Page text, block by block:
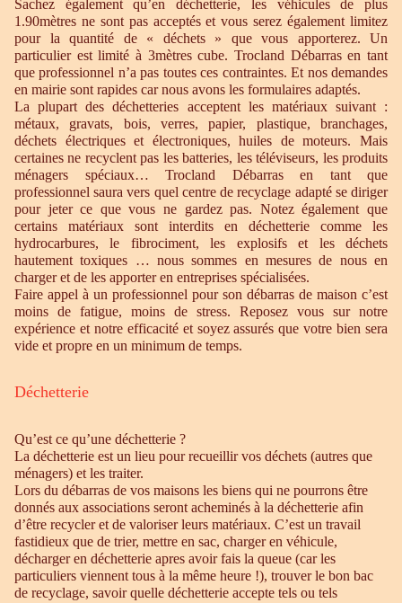
Sachez également qu’en déchetterie, les véhicules de plus
1.90mètres ne sont pas acceptés et vous serez également limitez
pour la quantité de « déchets » que vous apporterez. Un
particulier est limité à 3mètres cube. Trocland Débarras en tant
que professionnel n’a pas toutes ces contraintes. Et nos demandes
en mairie sont rapides car nous avons les formulaires adaptés.
La plupart des déchetteries acceptent les matériaux suivant :
métaux, gravats, bois, verres, papier, plastique, branchages,
déchets électriques et électroniques, huiles de moteurs. Mais
certaines ne recyclent pas les batteries, les téléviseurs, les produits
ménagers spéciaux… Trocland Débarras en tant que
professionnel saura vers quel centre de recyclage adapté se diriger
pour jeter ce que vous ne gardez pas. Notez également que
certains matériaux sont interdits en déchetterie comme les
hydrocarbures, le fibrociment, les explosifs et les déchets
hautement toxiques … nous sommes en mesures de nous en
charger et de les apporter en entreprises spécialisées.
Faire appel à un professionnel pour son débarras de maison c’est
moins de fatigue, moins de stress. Reposez vous sur notre
expérience et notre efficacité et soyez assurés que votre bien sera
vide et propre en un minimum de temps.
Déchetterie
Qu’est ce qu’une déchetterie ?
La déchetterie est un lieu pour recueillir vos déchets (autres que
ménagers) et les traiter.
Lors du débarras de vos maisons les biens qui ne pourrons être
donnés aux associations seront acheminés à la déchetterie afin
d’être recycler et de valoriser leurs matériaux. C’est un travail
fastidieux que de trier, mettre en sac, charger en véhicule,
décharger en déchetterie apres avoir fais la queue (car les
particuliers viennent tous à la même heure !), trouver le bon bac
de recyclage, savoir quelle déchetterie accepte tels ou tels